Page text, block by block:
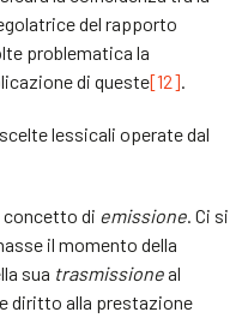
del rapporto
problematica la
di queste[12]
lessicali operate dal
di emissione . Ci si
il momento della
sua trasmissioneal
diritto alla prestazione